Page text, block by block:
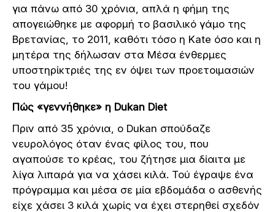
για πάνω από 30 χρόνια, απλά η φήμη της
απογειώθηκε με αφορμή το βασιλικό γάμο της
Βρετανίας, το 2011, καθότι τόσο η Kate όσο και η
μητέρα της δήλωσαν στα Μέσα ένθερμες
υποστηρίκτριές της εν όψει των προετοιμασιών
του γάμου!
Πώς «γεννήθηκε» η Dukan Diet
Πριν από 35 χρόνια, ο Dukan σπούδαζε
νευρολόγος όταν ένας φίλος του, που
αγαπούσε το κρέας, του ζήτησε μια δίαιτα με
λίγα λιπαρά για να χάσει κιλά. Τού έγραψε ένα
πρόγραμμα και μέσα σε μία εβδομάδα ο ασθενής
είχε χάσει 3 κιλά χωρίς να έχει στερηθεί σχεδόν